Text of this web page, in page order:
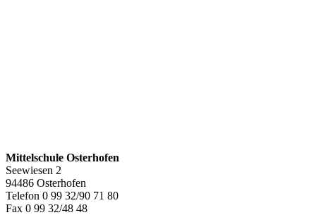
Mittelschule Osterhofen
Seewiesen 2
94486 Osterhofen
Telefon 0 99 32/90 71 80
Fax 0 99 32/48 48